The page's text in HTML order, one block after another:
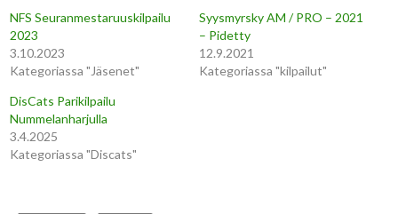
NFS Seuranmestaruuskilpailu
2023
3.10.2023
Kategoriassa "Jäsenet"
Syysmyrsky AM / PRO – 2021
– Pidetty
12.9.2021
Kategoriassa "kilpailut"
DisCats Parikilpailu
Nummelanharjulla
3.4.2025
Kategoriassa "Discats"